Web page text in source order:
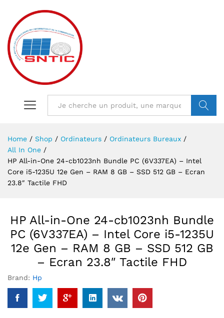
Home / Shop / Ordinateurs / Ordinateurs Bureaux /
All In One /
HP All-in-One 24-cb1023nh Bundle PC (6V337EA) – Intel
Core i5-1235U 12e Gen – RAM 8 GB – SSD 512 GB – Ecran
23.8″ Tactile FHD
HP All-in-One 24-cb1023nh Bundle
PC (6V337EA) – Intel Core i5-1235U
12e Gen – RAM 8 GB – SSD 512 GB
– Ecran 23.8″ Tactile FHD
Brand: Hp